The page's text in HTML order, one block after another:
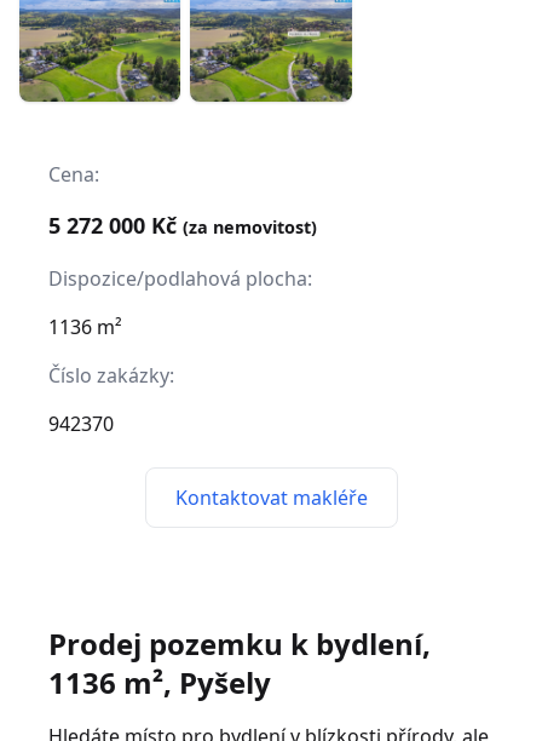
Cena:
5 272 000 Kč (za nemovitost)
Dispozice/podlahová plocha:
1136 m²
Číslo zakázky:
942370
Kontaktovat makléře
Prodej pozemku k bydlení,
1136 m², Pyšely